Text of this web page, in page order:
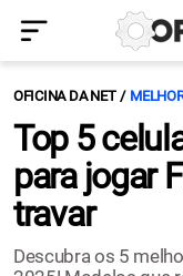
OFICINA DA NET
Top 5
para jogar
travar
Descubra os 5